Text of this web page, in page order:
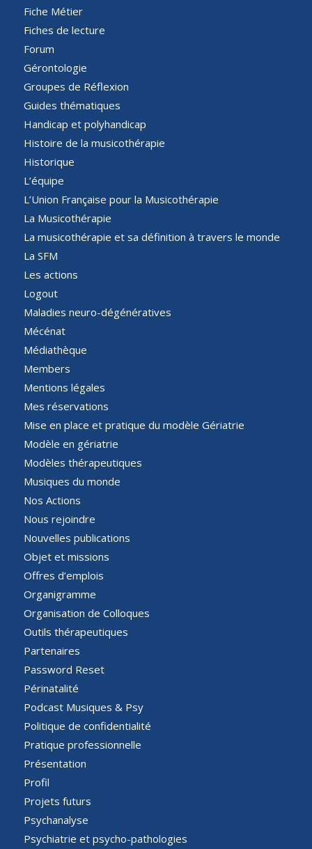
Fiche Métier
Fiches de lecture
Forum
Gérontologie
Groupes de Réflexion
Guides thématiques
Handicap et polyhandicap
Histoire de la musicothérapie
Historique
L’équipe
L’Union Française pour la Musicothérapie
La Musicothérapie
La musicothérapie et sa définition à travers le monde
La SFM
Les actions
Logout
Maladies neuro-dégénératives
Mécénat
Médiathèque
Members
Mentions légales
Mes réservations
Mise en place et pratique du modèle Gériatrie
Modèle en gériatrie
Modèles thérapeutiques
Musiques du monde
Nos Actions
Nous rejoindre
Nouvelles publications
Objet et missions
Offres d’emplois
Organigramme
Organisation de Colloques
Outils thérapeutiques
Partenaires
Password Reset
Périnatalité
Podcast Musiques & Psy
Politique de confidentialité
Pratique professionnelle
Présentation
Profil
Projets futurs
Psychanalyse
Psychiatrie et psycho-pathologies